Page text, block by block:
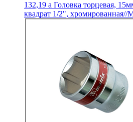
132,19 a Головка торцевая,
квадрат 1/2", хромированная//